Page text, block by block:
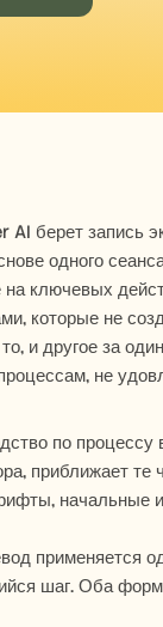
берет запись
одного
ключевых
которые не
и другое за
не
по процессу
приближает те
начальные
применяется
шаг. Оба